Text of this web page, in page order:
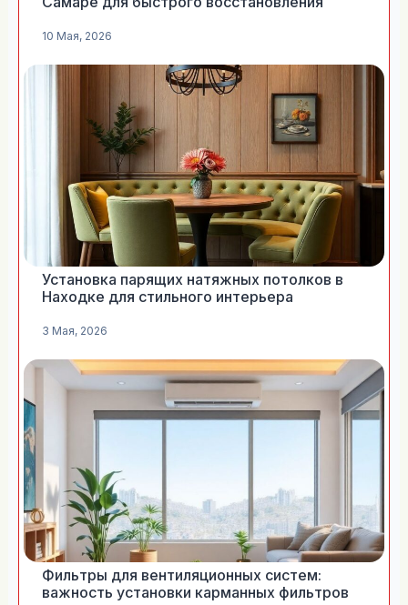
10 Мая, 2026
Установка парящих натяжных потолков в
Находке для стильного интерьера
3 Мая, 2026
Фильтры для вентиляционных систем:
важность установки карманных фильтров